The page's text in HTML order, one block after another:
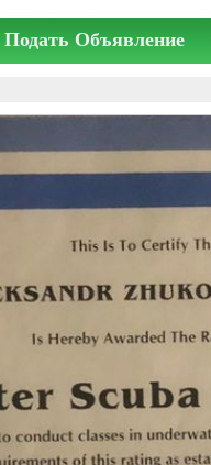
Подать Объявление